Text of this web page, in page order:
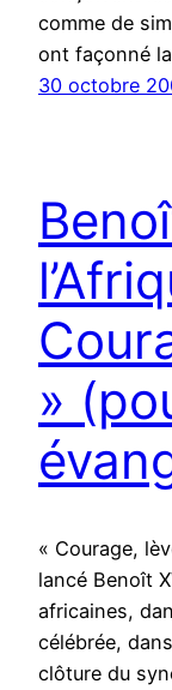
comme de
ont façonné la
30 octobre
»
« Courage,
lancé Benoît
africaines,
célébrée,
clôture du